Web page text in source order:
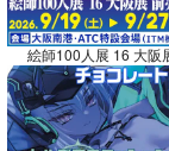
絵師100人展 16 大阪